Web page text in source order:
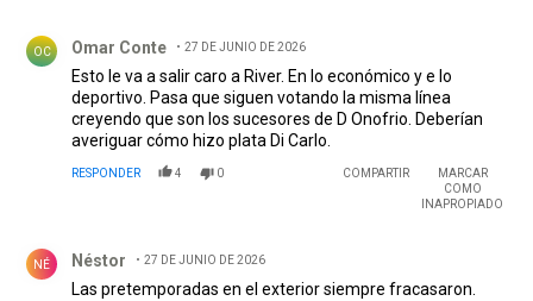
OC Omar Conte 27 DE JUNIO DE 2026
Esto le va a salir caro a River. En lo económico y e lo
deportivo. Pasa que siguen votando la misma línea
creyendo que son los sucesores de D Onofrio. Deberían
averiguar cómo hizo plata Di Carlo.
RESPONDER 4 0 COMPARTIR
MARCAR
COMO
INAPROPIADO
NÉ Néstor 27 DE JUNIO DE 2026
Las pretemporadas en el exterior siempre fracasaron.